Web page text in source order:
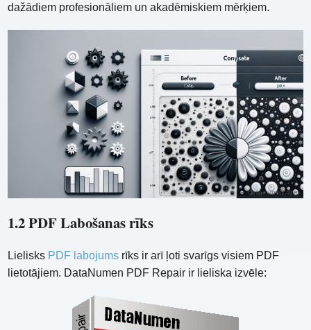
dažādiem profesionāliem un akadēmiskiem mērķiem.
1.2 PDF Labošanas rīks
Lielisks PDF labojums rīks ir arī ļoti svarīgs visiem PDF
lietotājiem. DataNumen PDF Repair ir lieliska izvēle: